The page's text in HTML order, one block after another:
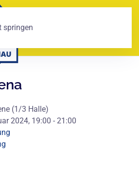
springen
(1/3 Halle)
2024, 19:00 - 21:00